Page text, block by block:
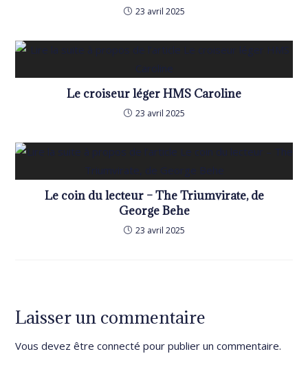
23 avril 2025
Le croiseur léger HMS Caroline
23 avril 2025
Le coin du lecteur – The Triumvirate, de
George Behe
23 avril 2025
Laisser un commentaire
Vous devez êtreconnecté pour publier un commentaire.